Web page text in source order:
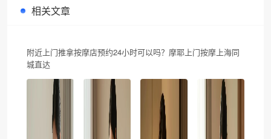
相关文章
附近上门推拿按摩店预约24小时可以吗？摩耶上门按摩上海同
城直达